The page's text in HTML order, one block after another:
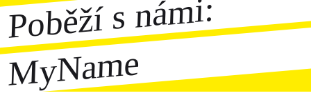
Poběží s námi:
MyName